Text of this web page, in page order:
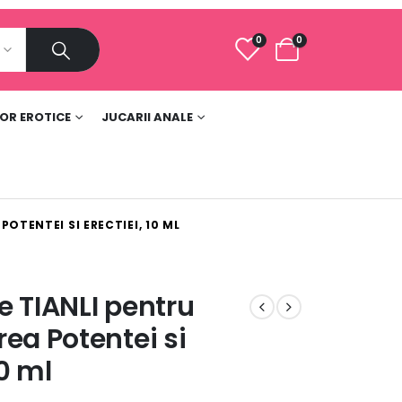
0 0
EROTICE JUCARII ANALE
SI ERECTIEI, 10 ML
TIANLI pentru
Potentei si
ml